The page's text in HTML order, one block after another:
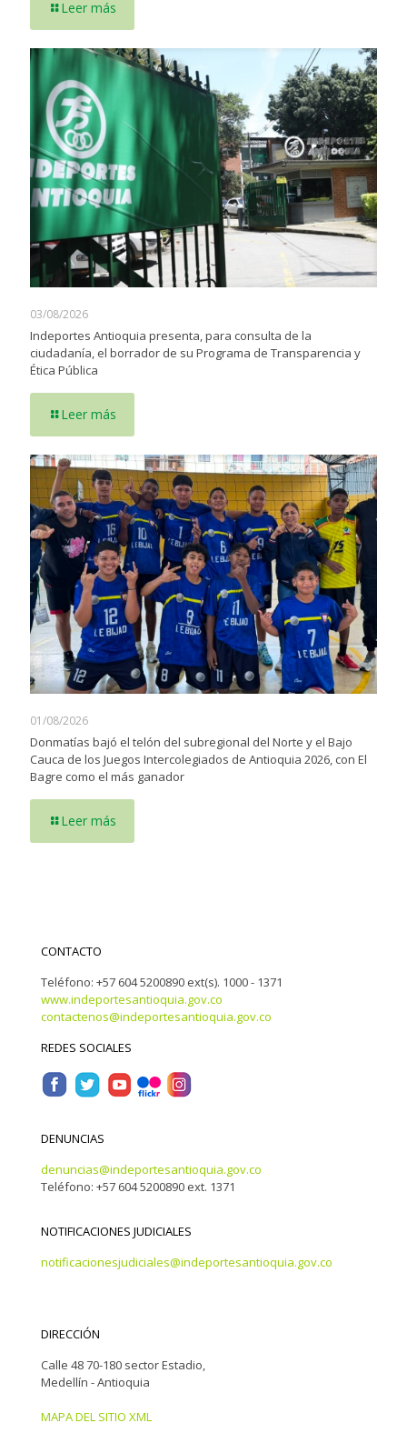
Leer más
03/08/2026
Indeportes Antioquia presenta, para consulta de la
ciudadanía, el borrador de su Programa de Transparencia y
Ética Pública
Leer más
01/08/2026
Donmatías bajó el telón del subregional del Norte y el Bajo
Cauca de los Juegos Intercolegiados de Antioquia 2026, con El
Bagre como el más ganador
Leer más
CONTACTO
Teléfono: +57 604 5200890 ext(s). 1000 - 1371
www.indeportesantioquia.gov.co
contactenos@indeportesantioquia.gov.co
REDES SOCIALES
DENUNCIAS
denuncias@indeportesantioquia.gov.co
Teléfono: +57 604 5200890 ext. 1371
NOTIFICACIONES JUDICIALES
notificacionesjudiciales@indeportesantioquia.gov.co
DIRECCIÓN
Calle 48 70-180 sector Estadio,
Medellín - Antioquia
MAPA DEL SITIO XML